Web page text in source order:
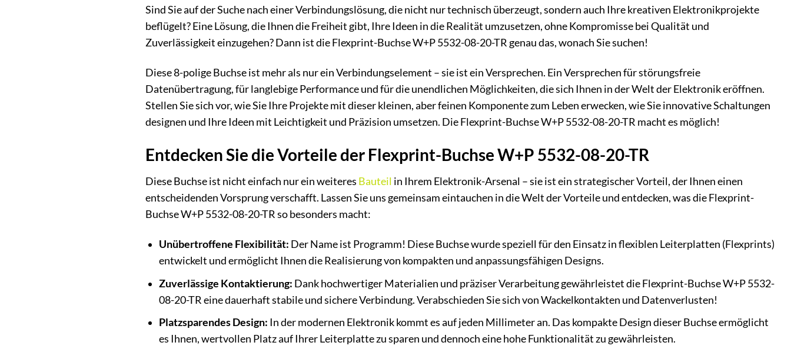
Sind Sie auf der Suche nach einer Verbindungslösung, die nicht nur technisch überzeugt, sondern auch Ihre kreativen Elektronikprojekte
beflügelt? Eine Lösung, die Ihnen die Freiheit gibt, Ihre Ideen in die Realität umzusetzen, ohne Kompromisse bei Qualität und
Zuverlässigkeit einzugehen? Dann ist die Flexprint-Buchse W+P 5532-08-20-TR genau das, wonach Sie suchen!
Diese 8-polige Buchse ist mehr als nur ein Verbindungselement – sie ist ein Versprechen. Ein Versprechen für störungsfreie
Datenübertragung, für langlebige Performance und für die unendlichen Möglichkeiten, die sich Ihnen in der Welt der Elektronik eröffnen.
Stellen Sie sich vor, wie Sie Ihre Projekte mit dieser kleinen, aber feinen Komponente zum Leben erwecken, wie Sie innovative Schaltungen
designen und Ihre Ideen mit Leichtigkeit und Präzision umsetzen. Die Flexprint-Buchse W+P 5532-08-20-TR macht es möglich!
Entdecken Sie die Vorteile der Flexprint-Buchse W+P 5532-08-20-TR
Diese Buchse ist nicht einfach nur ein weiteres Bauteil in Ihrem Elektronik-Arsenal – sie ist ein strategischer Vorteil, der Ihnen einen
entscheidenden Vorsprung verschafft. Lassen Sie uns gemeinsam eintauchen in die Welt der Vorteile und entdecken, was die Flexprint-
Buchse W+P 5532-08-20-TR so besonders macht:
Unübertroffene Flexibilität: Der Name ist Programm! Diese Buchse wurde speziell für den Einsatz in flexiblen Leiterplatten (Flexprints)
entwickelt und ermöglicht Ihnen die Realisierung von kompakten und anpassungsfähigen Designs.
Zuverlässige Kontaktierung: Dank hochwertiger Materialien und präziser Verarbeitung gewährleistet die Flexprint-Buchse W+P 5532-
08-20-TR eine dauerhaft stabile und sichere Verbindung. Verabschieden Sie sich von Wackelkontakten und Datenverlusten!
Platzsparendes Design: In der modernen Elektronik kommt es auf jeden Millimeter an. Das kompakte Design dieser Buchse ermöglicht
es Ihnen, wertvollen Platz auf Ihrer Leiterplatte zu sparen und dennoch eine hohe Funktionalität zu gewährleisten.